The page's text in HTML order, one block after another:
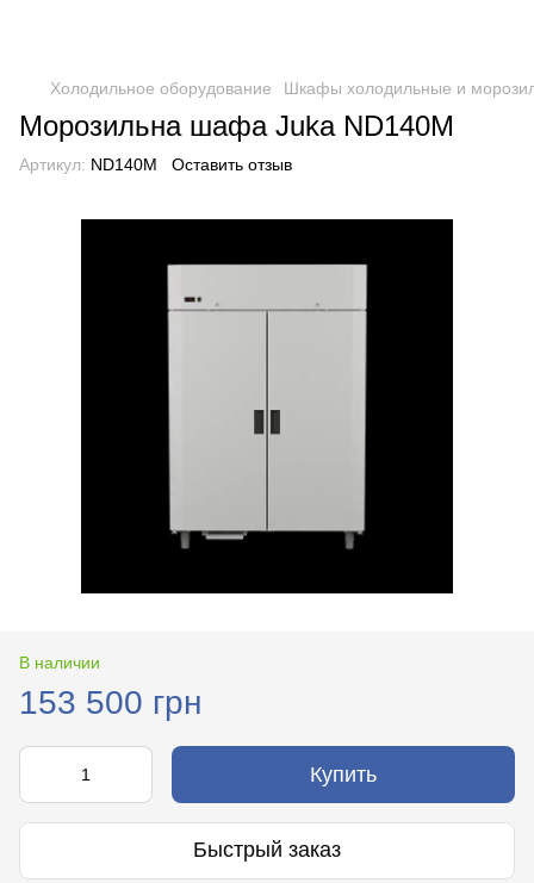
Холодильное оборудование Шкафы холодильные и
Морозильна шафа Juka ND140М
Артикул: ND140М Оставить отзыв
В наличии
153 500 грн
Купить
Быстрый заказ